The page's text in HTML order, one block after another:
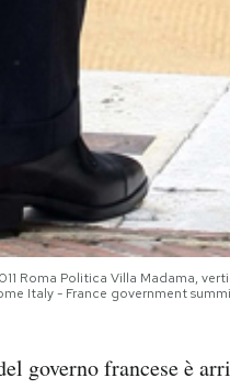
Roma Politica Villa Madama,
Italy - France government
governo francese è